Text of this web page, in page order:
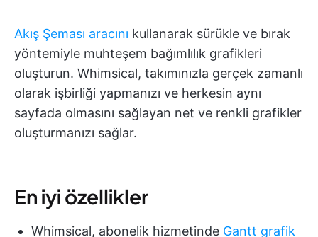
Akış Şeması aracını kullanarak sürükle ve bırak
yöntemiyle muhteşem bağımlılık grafikleri
oluşturun. Whimsical, takımınızla gerçek zamanlı
olarak işbirliği yapmanızı ve herkesin aynı
sayfada olmasını sağlayan net ve renkli grafikler
oluşturmanızı sağlar.
En iyi özellikler
Whimsical, abonelik hizmetinde Gantt grafik